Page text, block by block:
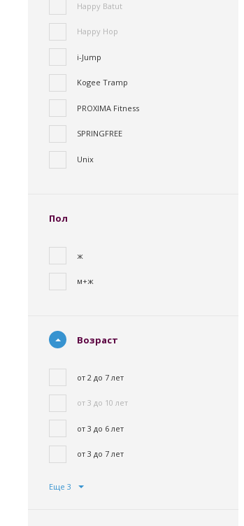
Happy Batut
Happy Hop
i-Jump
Kogee Tramp
PROXIMA Fitness
SPRINGFREE
Unix
Пол
ж
м+ж
Возраст
от 2 до 7 лет
от 3 до 10 лет
от 3 до 6 лет
от 3 до 7 лет
Еще 3